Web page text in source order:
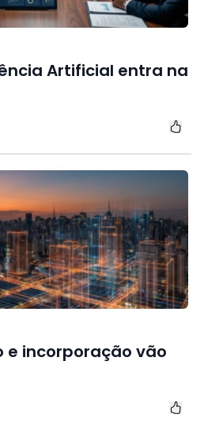
Artificial entra na
e incorporação vão